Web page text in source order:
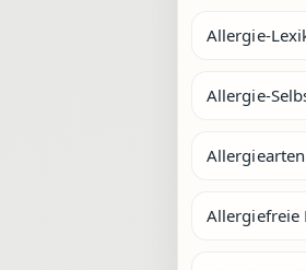
Allergie-
Allergie-
Allergiearten
Allergiefreie